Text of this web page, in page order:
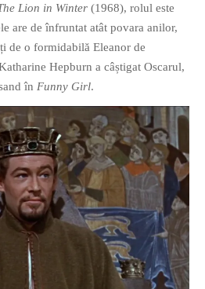
Lion in Winter (1968), rolul este
are de înfruntat atât povara anilor,
de o formidabilă Eleanor de
Hepburn a câștigat Oscarul,
în Funny Girl.